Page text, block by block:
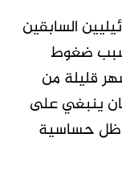
السابقين
ضغوط
قليلة من
“كان ينبغي على
حساسية